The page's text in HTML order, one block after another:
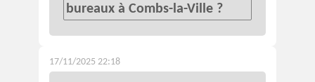
bureaux à Combs-la-Ville ?
17/11/2025 22:18